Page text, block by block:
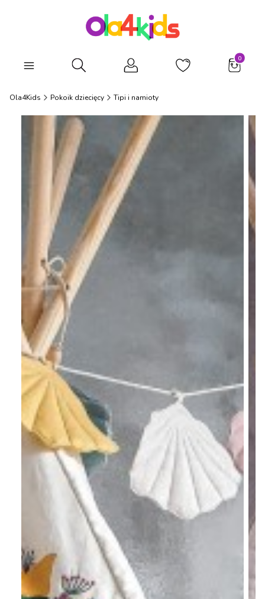
Otwórz wyszukiwarkę
Ola4Kids Pokoik dziecięcy Tipi i namioty